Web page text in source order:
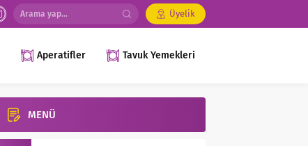
Üyelik
Aperatifler Tavuk Yemekleri
MENÜ